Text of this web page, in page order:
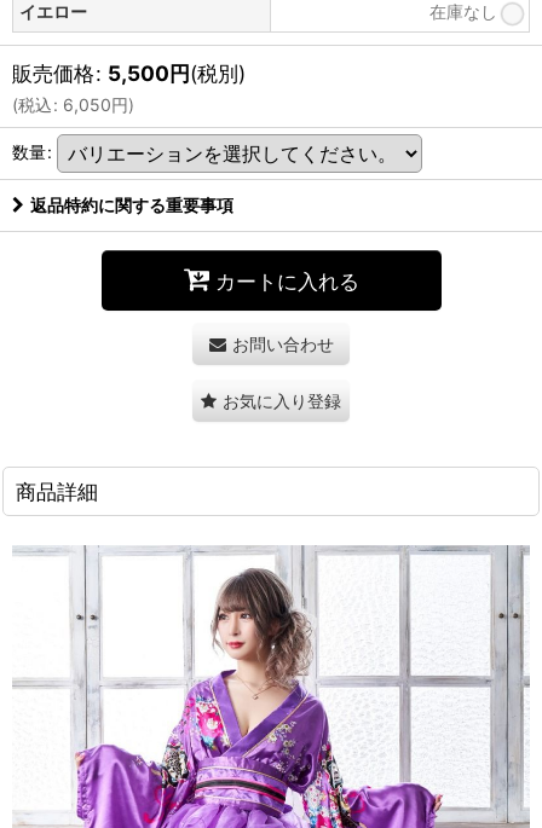
イエロー
在庫なし
販売価格: 5,500円(税別)
(税込: 6,050円)
数量:
返品特約に関する重要事項
カートに入れる
お問い合わせ
お気に入り登録
商品詳細